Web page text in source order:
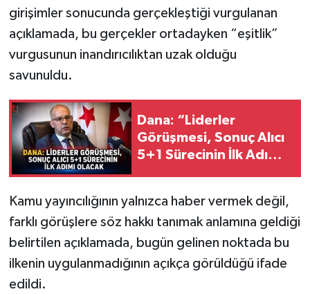
girişimler sonucunda gerçekleştiği vurgulanan
açıklamada, bu gerçekler ortadayken “eşitlik”
vurgusunun inandırıcılıktan uzak olduğu
savunuldu.
Dana: “Liderler
Görüşmesi, Sonuç Alıcı
5+1 Sürecinin İlk Adımı
Kamu yayıncılığının yalnızca haber vermek değil,
farklı görüşlere söz hakkı tanımak anlamına geldiği
belirtilen açıklamada, bugün gelinen noktada bu
ilkenin uygulanmadığının açıkça görüldüğü ifade
edildi.